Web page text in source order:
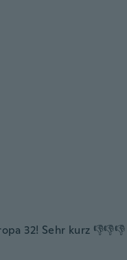
32! Sehr kurz 👎👎👎